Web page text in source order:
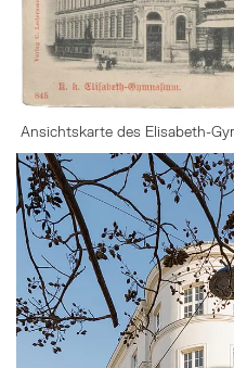
Ansichtskarte des Elisabeth-